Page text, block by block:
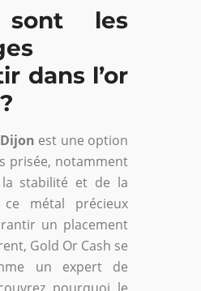
sont les
dans l’or
est une option
prisée, notamment
stabilité et de la
métal précieux
un placement
Gold Or Cash se
un expert de